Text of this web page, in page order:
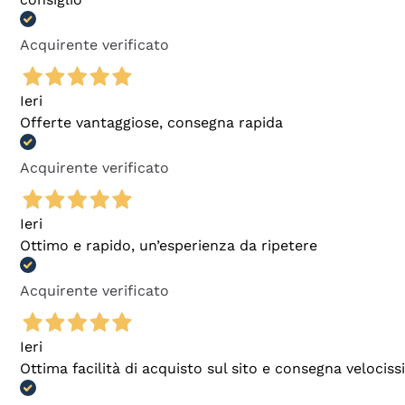
Acquirente verificato
Ieri
Offerte vantaggiose, consegna rapida
Acquirente verificato
Ieri
Ottimo e rapido, un’esperienza da ripetere
Acquirente verificato
Ieri
Ottima facilità di acquisto sul sito e consegna